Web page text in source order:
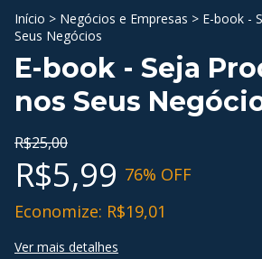
Início > Negócios e Empresas > E-book -
Seus Negócios
E-book - Seja
nos Seus
R$25,00
R$5,99 76% OFF
Economize: R$19,01
Ver mais detalhes